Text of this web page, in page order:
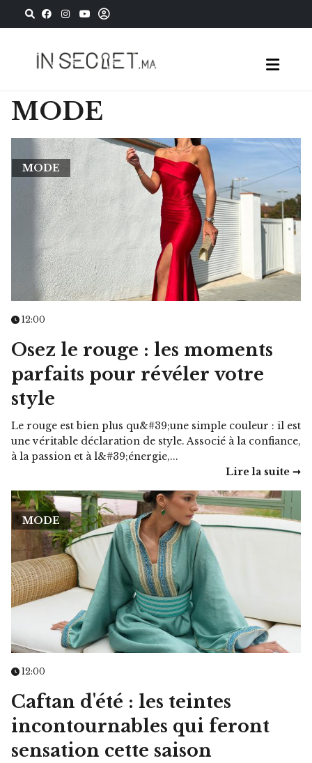
MODE
MODE
12:00
Osez le rouge : les moments
parfaits pour révéler votre
style
Le rouge est bien plus qu&#39;une simple couleur : il est
une véritable déclaration de style. Associé à la confiance,
à la passion et à l&#39;énergie,...
Lire la suite ➞
MODE
12:00
Caftan d'été : les teintes
incontournables qui feront
sensation cette saison